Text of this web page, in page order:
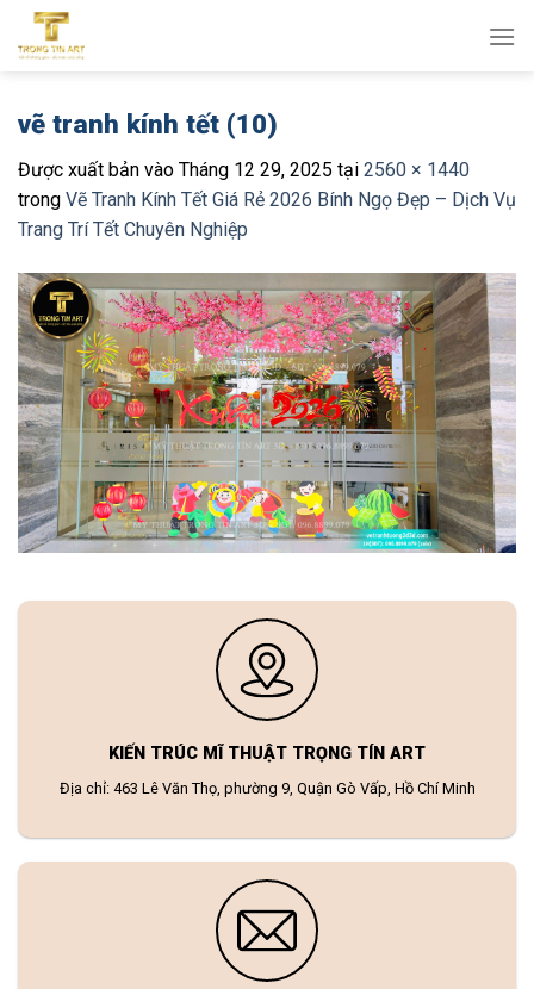
qua
vẽ tranh kính tết (10)
Được xuất bản vào Tháng 12 29, 2025 tại 2560 × 1440
trong Vẽ Tranh Kính Tết Giá Rẻ 2026 Bính Ngọ Đẹp – Dịch Vụ
Trang Trí Tết Chuyên Nghiệp
KIẾN TRÚC MĨ THUẬT TRỌNG TÍN ART
Địa chỉ: 463 Lê Văn Thọ, phường 9, Quận Gò Vấp, Hồ Chí Minh